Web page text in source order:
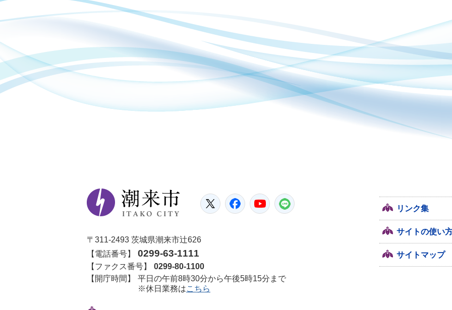
潮来市
Twitter FacebookYouTube
〒311-2493 茨城県潮来市辻626
【電話番号】
0299-63-1111
【ファクス番号】
0299-80-1100
【開庁時間】
平日の午前8時30分から午後5時15分まで
※休日業務はこちら
リンク集
サイトの使い
サイトマップ